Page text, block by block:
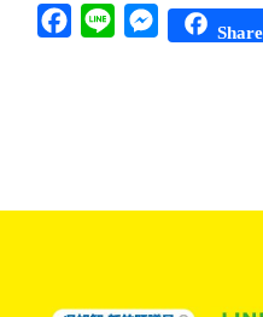
Facebook
Line Messenger
Share